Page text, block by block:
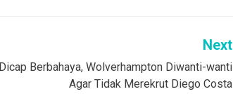
Next
Dicap Berbahaya, Wolverhampton Diwanti-wanti
Agar Tidak Merekrut Diego Costa